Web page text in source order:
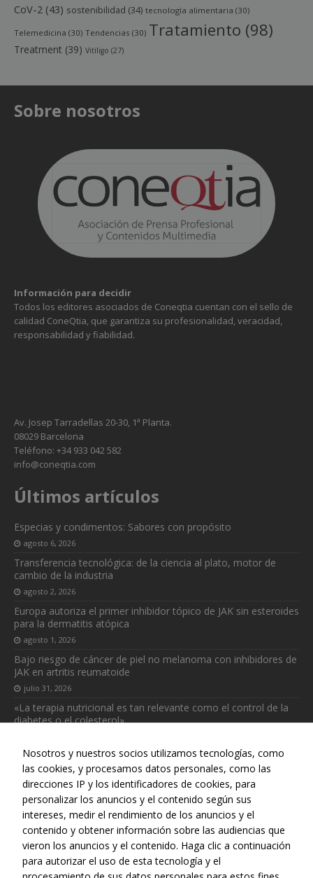
CoV-2 (43) sostenibilidad (34) tecnología alimentaria (30)
Telemedicina (30) Tendencias (30) Tratamiento (98)
Treatment (39) Vitíligo (27)
Sobre nosotros
Información para decidir
Todos los editores asociados de Coneqtia cuentan con el sello de
calidad ConeQtia, que garantiza su profesionalidad, veracidad,
responsabilidad y fiabilidad.
Av. Josep Tarradellas 20-30, 1ª Planta.
08029 Barcelona
Teléfono: +34 933 042 582
info@coneqtia.com
Últimos artículos
Especias y condimentos: Sabores con propósito
agosto 6, 2026
Transferencia tecnológica: de la ciencia al plato, motor de
cambio de la industria
agosto 2, 2026
Europa autoriza el primer inhibidor tópico de JAK sin esteroides
para la dermatitis atópica
agosto 1, 2026
Bajo riesgo de cáncer de piel no melanoma con inhibidores de
JAK en artritis reumatoide
julio 31, 2026
«La terapia nutricional es tan relevante como el control de la
diabetes o el colesterol»
Web realizada con el patrocinio del Centro Español de Derechos
Reprográficos
Nosotros y nuestros socios utilizamos tecnologías, como
las cookies, y procesamos datos personales, como las
direcciones IP y los identificadores de cookies, para
personalizar los anuncios y el contenido según sus
intereses, medir el rendimiento de los anuncios y el
contenido y obtener información sobre las audiencias que
vieron los anuncios y el contenido. Haga clic a continuación
para autorizar el uso de esta tecnología y el
Necesarias
Estas
cookies no
opcionales.
Son